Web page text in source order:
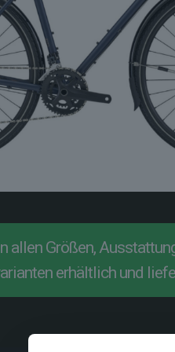
allen Größen,
erhältlich und